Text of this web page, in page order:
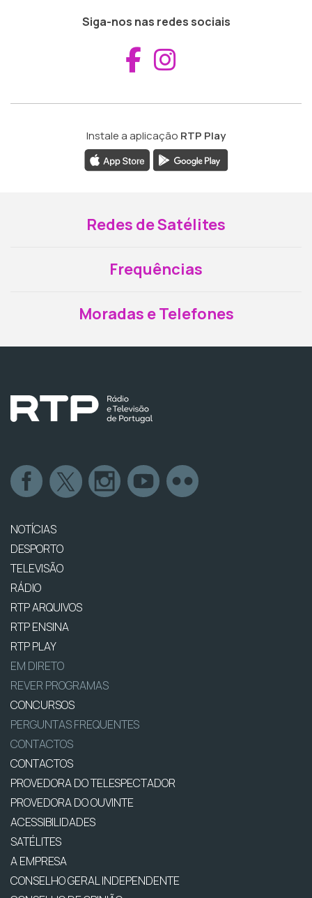
Siga-nos nas redes sociais
Aceder ao
Instale a aplicação RTP Play
Redes de Satélites
Frequências
Moradas e Telefones
NOTÍCIAS
DESPORTO
TELEVISÃO
RÁDIO
RTP ARQUIVOS
RTP ENSINA
RTP PLAY
EM DIRETO
REVER PROGRAMAS
CONCURSOS
PERGUNTAS FREQUENTES
CONTACTOS
CONTACTOS
PROVEDORA DO TELESPECTADOR
PROVEDORA DO OUVINTE
ACESSIBILIDADES
SATÉLITES
A EMPRESA
CONSELHO GERAL INDEPENDENTE